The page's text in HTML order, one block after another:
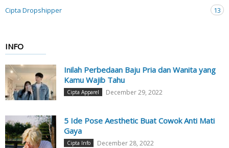
Cipta Dropshipper
13
INFO
Inilah Perbedaan Baju Pria dan Wanita yang
Kamu Wajib Tahu
Cipta Apparel December 29, 2022
5 Ide Pose Aesthetic Buat Cowok Anti Mati
Gaya
Cipta Info December 28, 2022